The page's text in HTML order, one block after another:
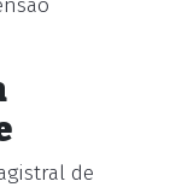
de